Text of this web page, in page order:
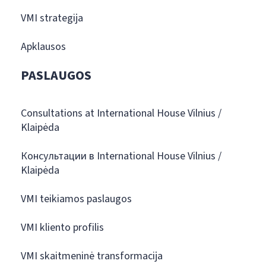
VMI strategija
Apklausos
PASLAUGOS
Consultations at International House Vilnius /
Klaipėda
Консультации в International House Vilnius /
Klaipėda
VMI teikiamos paslaugos
VMI kliento profilis
VMI skaitmeninė transformacija